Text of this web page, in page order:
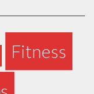
Fitness